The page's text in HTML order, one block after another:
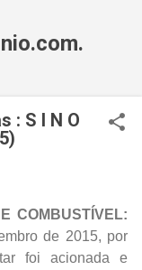
: S I N O
COMBUSTÍVEL:
de 2015, por
foi acionada e